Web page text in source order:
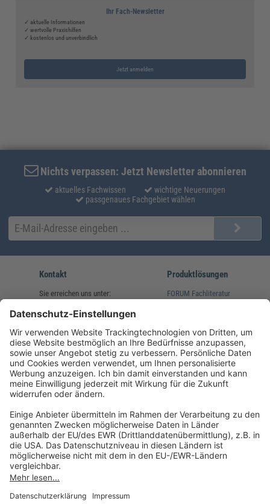
Ihr Fach-Newsletter
✓ aktuelle Informationen
✓ wertvolle Praxishilfen
✓ kostenlos und unverbindlich
Jetzt anmelden
Nichts verpassen: Jetzt Newsletter abonnieren
aktuelles Fachwissen
wichtige Neuerungen
passgenaues Fachgebiet wählen
Kontakt
Sie erreichen uns unter:
(08233) 38 11 23
service@forum-verlag.com
Mo-Do 07:30 - 17:00 Uhr
Fr 07:30 - 15:00 Uhr
Produktlösungen
FORUM Fachliteratur
Folgen Sie uns
Impressum
Datenschutz